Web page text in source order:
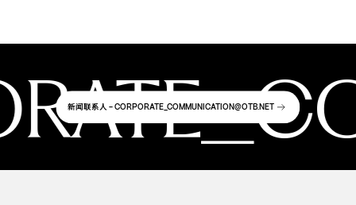
新闻联系人 - CORPORATE_COMMUNICATION@OTB.NET